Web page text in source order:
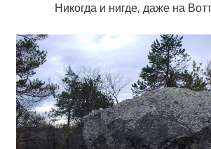
Никогда и нигде, даже на